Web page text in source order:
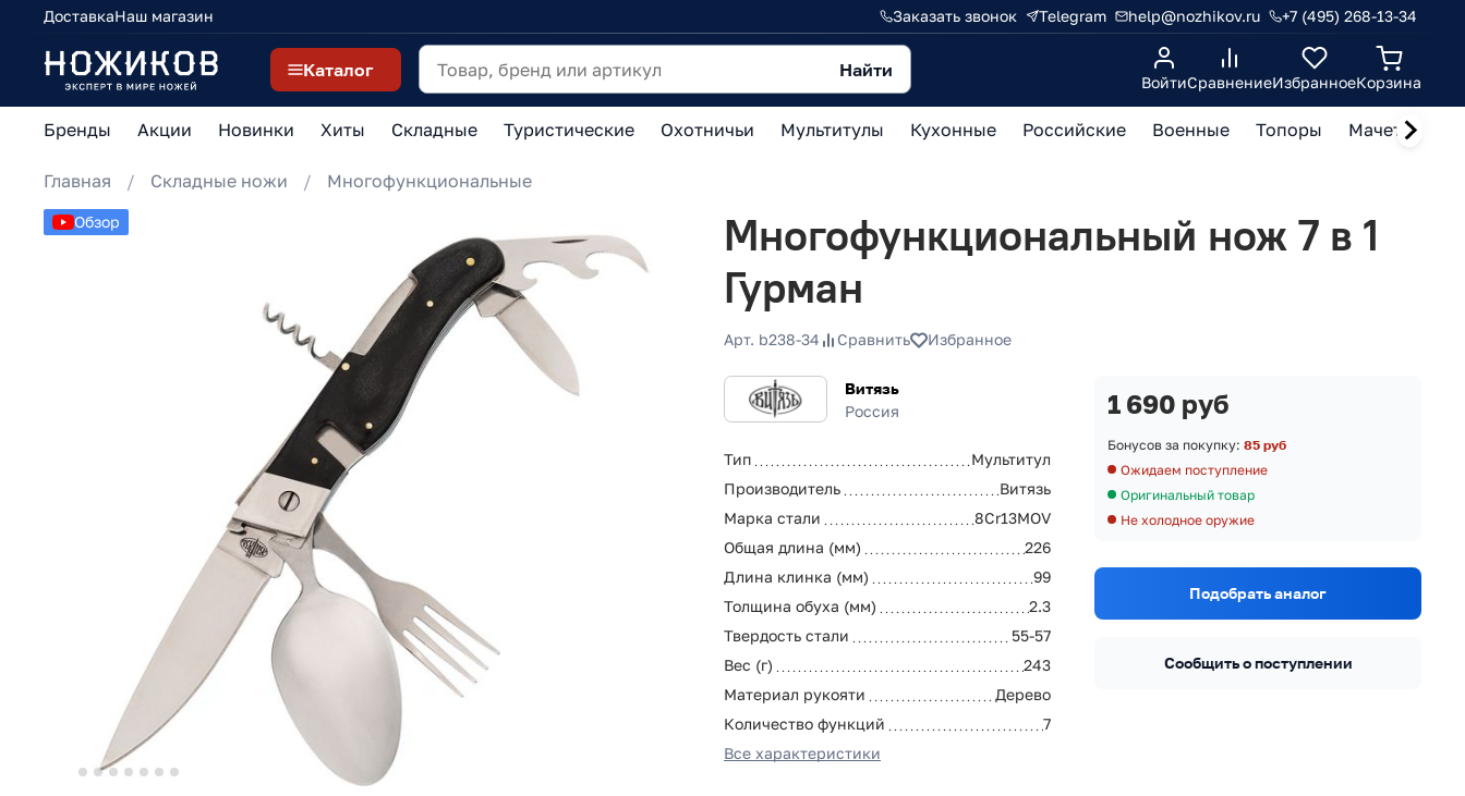
ДоставкаНаш магазин Заказать звонок Telegram help@nozhikov.ru +7 (495) 268-13-34
Каталог Найти
ВойтиСравнениеИзбранноеКорзина
Бренды Акции Новинки Хиты Складные Туристические Охотничьи Мультитулы Кухонные Российские Военные Топоры Мачете,
Главная Складные ножи Многофункциональные
Обзор
Многофункциональный нож 7 в 1
Гурман
Арт. b238-34 Сравнить Избранное
Витязь
Россия
Тип
Мультитул
Производитель
Витязь
Марка стали
8Cr13MOV
Общая длина (мм)
226
Длина клинка (мм)
99
Толщина обуха (мм)
2.3
Твердость стали
55-57
Вес (г)
243
Материал рукояти
Дерево
Количество функций
7
Все характеристики
1 690 руб
Бонусов за покупку: 85 руб
Ожидаем поступление
Оригинальный товар
Не холодное оружие
Подобрать аналог
Сообщить о поступлении